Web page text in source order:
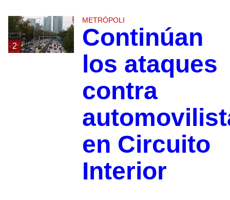
2
METRÓPOLI
Continúan
los ataques
contra
en Circuito
Interior